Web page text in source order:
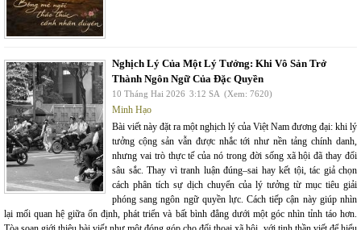
Nghịch Lý Của Một Lý Tưởng: Khi Vô Sản Trở
Thành Ngôn Ngữ Của Đặc Quyền
10 Tháng Hai 2026 3:12 SA (Xem: 7620)
Minh Hạo
Bài viết này đặt ra một nghịch lý của Việt Nam đương đại: khi lý
tưởng cộng sản vẫn được nhắc tới như nền tảng chính danh,
nhưng vai trò thực tế của nó trong đời sống xã hội đã thay đổi
sâu sắc. Thay vì tranh luận đúng–sai hay kết tội, tác giả chọn
cách phân tích sự dịch chuyển của lý tưởng từ mục tiêu giải
phóng sang ngôn ngữ quyền lực. Cách tiếp cận này giúp nhìn
lại mối quan hệ giữa ổn định, phát triển và bất bình đẳng dưới một góc nhìn tỉnh táo hơn.